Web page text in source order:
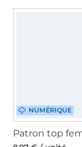
NUMÉRIQUE